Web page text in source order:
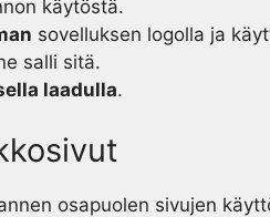
käytöstä.
sovelluksen logolla ja
salli sitä.
laadulla.
osapuolen sivujen